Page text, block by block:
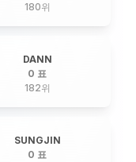
180위
DANN
0 표
182위
SUNGJIN
0 표